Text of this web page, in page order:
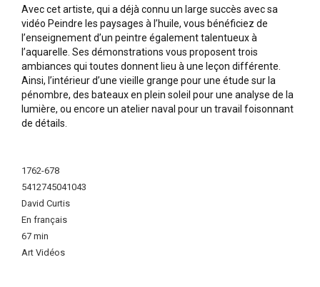
Avec cet artiste, qui a déjà connu un large succès avec sa
vidéo Peindre les paysages à l’huile, vous bénéficiez de
l’enseignement d’un peintre également talentueux à
l’aquarelle. Ses démonstrations vous proposent trois
ambiances qui toutes donnent lieu à une leçon différente.
Ainsi, l’intérieur d’une vieille grange pour une étude sur la
pénombre, des bateaux en plein soleil pour une analyse de la
lumière, ou encore un atelier naval pour un travail foisonnant
de détails.
Information
1762-678
5412745041043
David Curtis
En français
67 min
Art Vidéos